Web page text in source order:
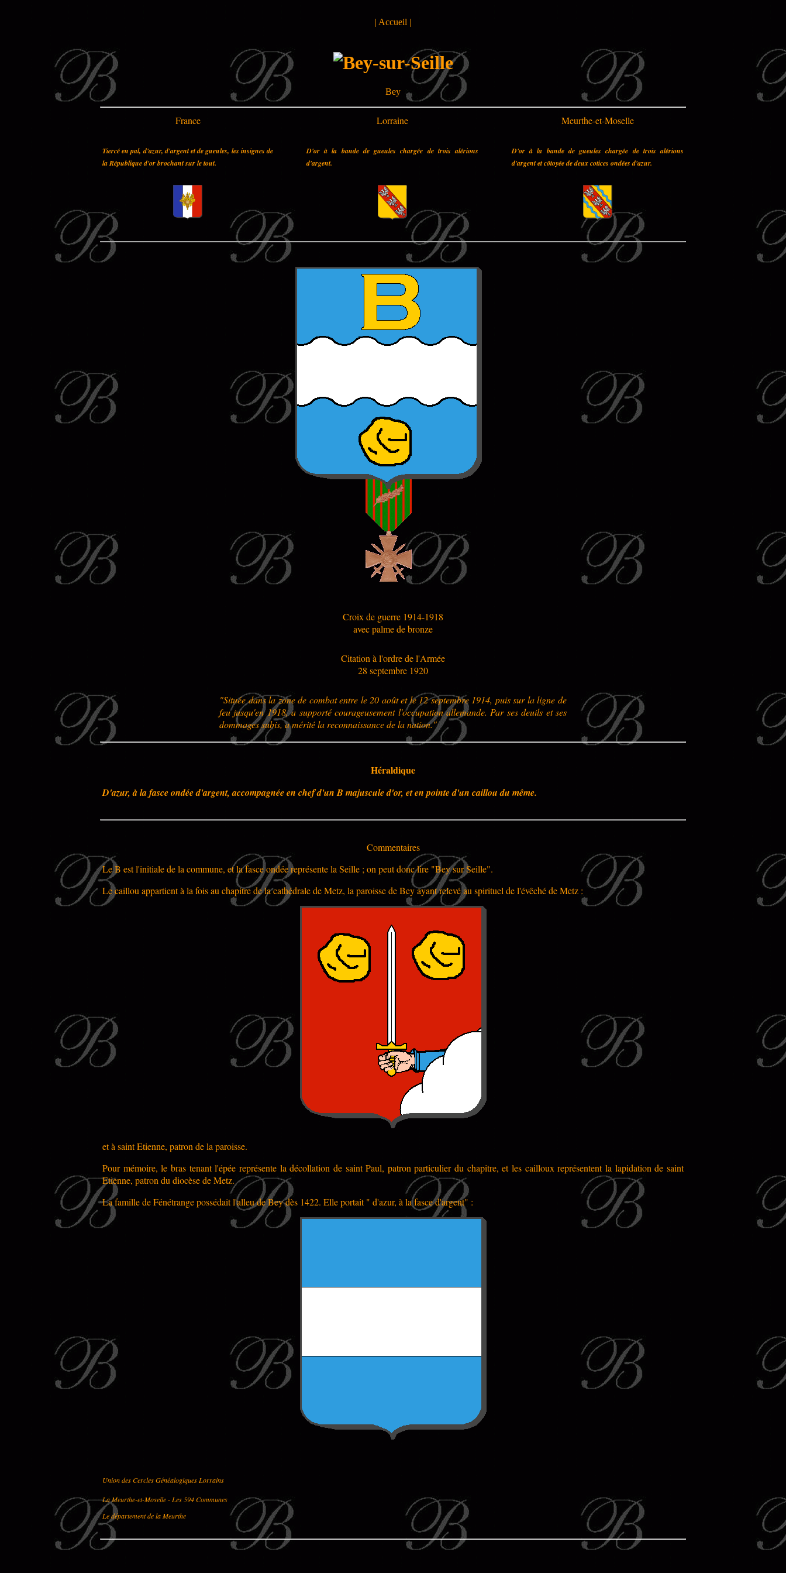
| Accueil |
Bey
France Lorraine Meurthe-et-Moselle
Tiercé en pal, d'azur, d'argent et de gueules, les insignes de
la République d'or brochant sur le tout.
D'or à la bande de gueules chargée de trois alérions
d'argent.
D'or à la bande de gueules chargée de trois alérions
d'argent et côtoyée de deux cotices ondées d'azur.
Croix de guerre 1914-1918
avec palme de bronze
Citation à l'ordre de l'Armée
28 septembre 1920
"Située dans la zone de combat entre le 20 août et le 12 septembre 1914, puis sur la ligne de
feu jusqu'en 1918, a supporté courageusement l'occupation allemande. Par ses deuils et ses
dommages subis, a mérité la reconnaissance de la nation."
Héraldique
D'azur, à la fasce ondée d'argent, accompagnée en chef d'un B majuscule d'or, et en pointe d'un caillou du même.
Commentaires
Le B est l'initiale de la commune, et la fasce ondée représente la Seille ; on peut donc lire "Bey sur Seille".
Le caillou appartient à la fois au chapitre de la cathédrale de Metz, la paroisse de Bey ayant relevé au spirituel de l'évêché de Metz :
et à saint Etienne, patron de la paroisse.
Pour mémoire, le bras tenant l'épée représente la décollation de saint Paul, patron particulier du chapitre, et les cailloux représentent la lapidation de saint
Etienne, patron du diocèse de Metz.
La famille de Fénétrange possédait l'alleu de Bey dès 1422. Elle portait " d'azur, à la fasce d'argent" :
Union des Cercles Généalogiques Lorrains
La Meurthe-et-Moselle - Les 594 Communes
Le département de la Meurthe